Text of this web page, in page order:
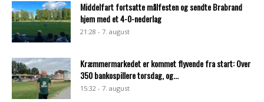
Middelfart fortsatte målfesten og sendte Brabrand
hjem med et 4-0-nederlag
21:28 - 7. august
Kræmmermarkedet er kommet flyvende fra start: Over
350 bankospillere torsdag, og...
15:32 - 7. august